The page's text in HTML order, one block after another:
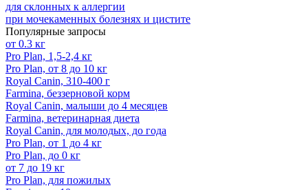
для склонных к аллергии
при мочекаменных болезнях и цистите
Популярные запросы
от 0.3 кг
Pro Plan, 1,5-2,4 кг
Pro Plan, от 8 до 10 кг
Royal Canin, 310-400 г
Farmina, беззерновой корм
Royal Canin, малыши до 4 месяцев
Farmina, ветеринарная диета
Royal Canin, для молодых, до года
Pro Plan, от 1 до 4 кг
Pro Plan, до 0 кг
от 7 до 19 кг
Pro Plan, для пожилых